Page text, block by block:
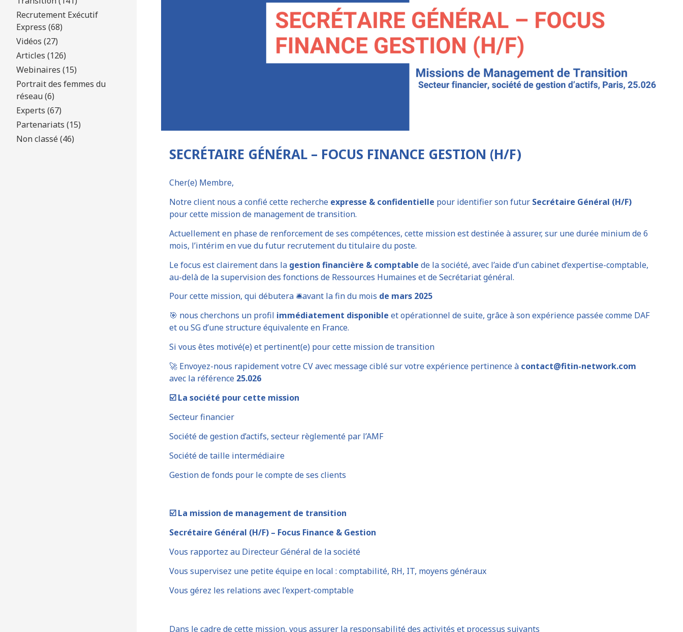
SECRÉTAIRE GÉNÉRAL – FOCUS FINANCE GESTION (H/F)
Cher(e) Membre,
Notre client nous a confié cette recherche expresse & confidentielle pour identifier son futur Secrétaire Général (H/F)
pour cette mission de management de transition.
Actuellement en phase de renforcement de ses compétences, cette mission est destinée à assurer, sur une durée minium de 6
mois, l’intérim en vue du futur recrutement du titulaire du poste.
Le focus est clairement dans la gestion financière & comptable de la société, avec l’aide d’un cabinet d’expertise-comptable,
au-delà de la supervision des fonctions de Ressources Humaines et de Secrétariat général.
Pour cette mission, qui débutera 🛎️avant la fin du mois de mars 2025
🎯 nous cherchons un profil immédiatement disponible et opérationnel de suite, grâce à son expérience passée comme DAF
et ou SG d’une structure équivalente en France.
Si vous êtes motivé(e) et pertinent(e) pour cette mission de transition
🚀 Envoyez-nous rapidement votre CV avec message ciblé sur votre expérience pertinence à contact@fitin-network.com
avec la référence 25.026
☑️La société pour cette mission
Secteur financier
Société de gestion d’actifs, secteur règlementé par l’AMF
Société de taille intermédiaire
Gestion de fonds pour le compte de ses clients
☑️La mission de management de transition
Secrétaire Général (H/F) – Focus Finance & Gestion
Vous rapportez au Directeur Général de la société
Vous supervisez une petite équipe en local : comptabilité, RH, IT, moyens généraux
Vous gérez les relations avec l’expert-comptable
Dans le cadre de cette mission, vous assurer la responsabilité des activités et processus suivants
Recrutement Exécutif
Express (68)
Vidéos (27)
Articles (126)
Webinaires (15)
Portrait des femmes du
réseau (6)
Experts (67)
Partenariats (15)
Non classé (46)